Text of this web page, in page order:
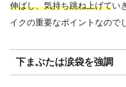
伸ばし、気持ち跳ね上げてい
イクの重要なポイントなので
下まぶたは涙袋を強調